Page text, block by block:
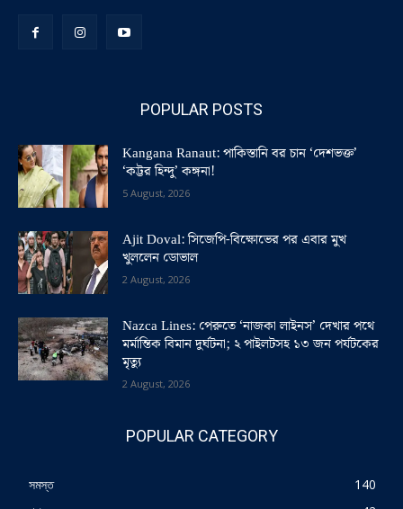
POPULAR POSTS
Kangana Ranaut: পাকিস্তানি বর চান ‘দেশভক্ত’
‘কট্টর হিন্দু’ কঙ্গনা!
5 August, 2026
Ajit Doval: সিজেপি-বিক্ষোভের পর এবার মুখ
খুললেন ডোভাল
2 August, 2026
Nazca Lines: পেরুতে ‘নাজকা লাইনস’ দেখার পথে
মর্মান্তিক বিমান দুর্ঘটনা; ২ পাইলটসহ ১৩ জন পর্যটকের
মৃত্যু
2 August, 2026
POPULAR CATEGORY
সমস্ত
140